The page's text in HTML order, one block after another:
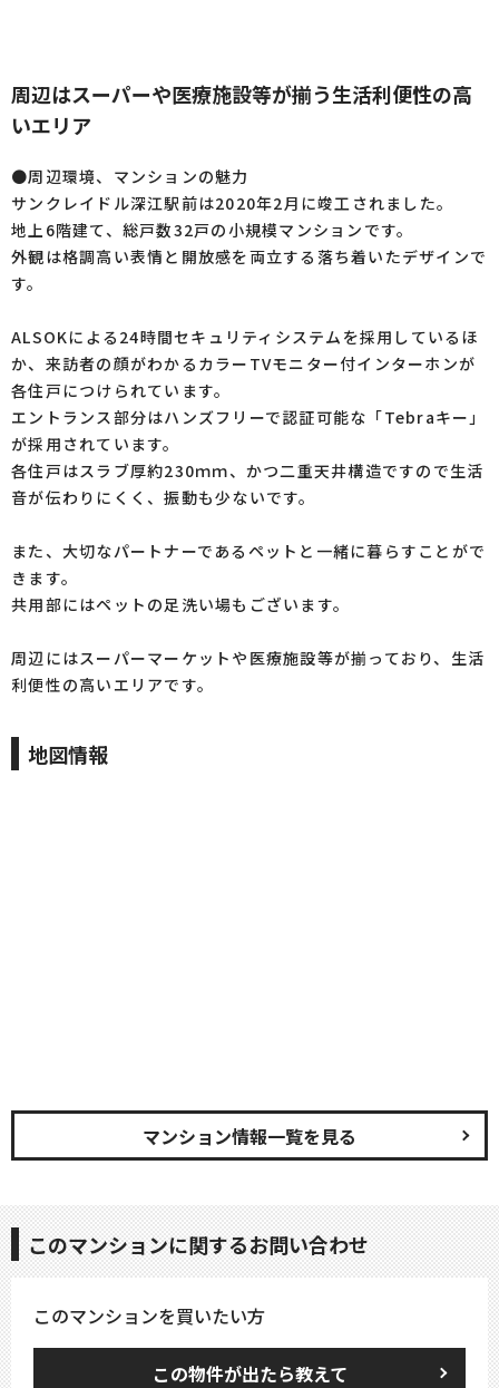
周辺はスーパーや医療施設等が揃う生活利便性の高
いエリア
●周辺環境、マンションの魅力
サンクレイドル深江駅前は2020年2月に竣工されました。
地上6階建て、総戸数32戸の小規模マンションです。
外観は格調高い表情と開放感を両立する落ち着いたデザインで
す。
ALSOKによる24時間セキュリティシステムを採用しているほ
か、来訪者の顔がわかるカラーTVモニター付インターホンが
各住戸につけられています。
エントランス部分はハンズフリーで認証可能な「Tebraキー」
が採用されています。
各住戸はスラブ厚約230ｍｍ、かつ二重天井構造ですので生活
音が伝わりにくく、振動も少ないです。
また、大切なパートナーであるペットと一緒に暮らすことがで
きます。
共用部にはペットの足洗い場もございます。
周辺にはスーパーマーケットや医療施設等が揃っており、生活
利便性の高いエリアです。
地図情報
マンション情報一覧を見る
このマンションに関するお問い合わせ
このマンションを買いたい方
この物件が出たら教えて